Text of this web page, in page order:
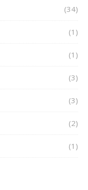
(34)
(1)
(1)
(3)
(3)
(2)
(1)